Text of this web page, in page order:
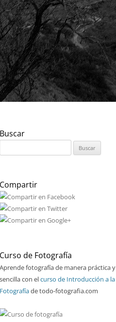
Buscar
Compartir
Curso de Fotografía
Aprende fotografía de manera práctica y
sencilla con elcurso de Introducción a la
Fotografíade todo-fotografia.com